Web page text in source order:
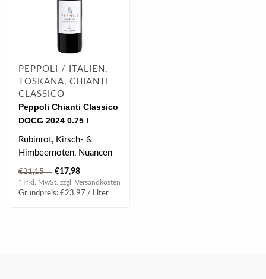
PEPPOLI / ITALIEN,
TOSKANA, CHIANTI
CLASSICO
Peppoli Chianti Classico
DOCG 2024 0.75 l
Rubinrot, Kirsch- &
Himbeernoten, Nuancen
von Vanille ausgewogen,
markante Säur..
€21,15 €17,98
* Inkl. MwSt. zzgl. Versandkosten
Grundpreis: €23,97 / Liter